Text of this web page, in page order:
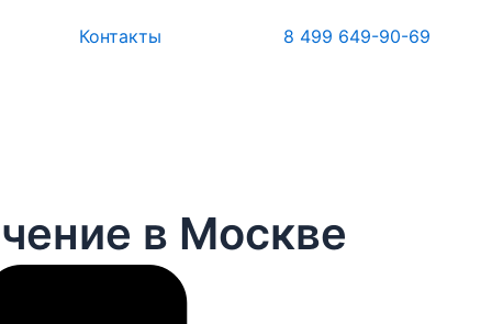
Контакты 8 499 649-90-69
в Москве